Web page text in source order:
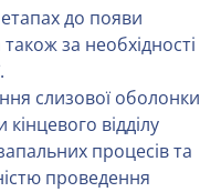
до появи
за необхідності
слизової оболонки
відділу
процесів та
проведення